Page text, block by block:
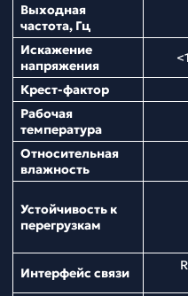
Выходная
частота, Гц
Искажение
напряжения
Крест-фактор
Рабочая
температура
Относительная
влажность
Устойчивость к
перегрузкам
Интерфейс связи